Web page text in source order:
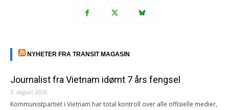
NYHETER FRA TRANSIT MAGASIN
Journalist fra Vietnam idømt 7 års fengsel
5. august 2026
Kommunistpartiet i Vietnam har total kontroll over alle offisielle medier,